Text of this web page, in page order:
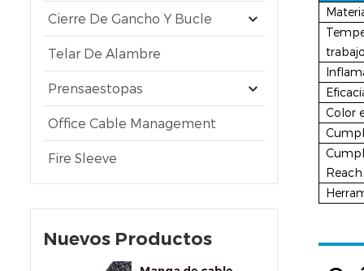
Cierre De Gancho Y Bucle
Telar De Alambre
Prensaestopas
Office Cable Management
Fire Sleeve
Nuevos Productos
Color
Reach